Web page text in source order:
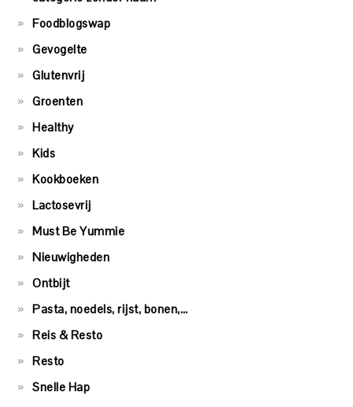
Foodblogswap
Gevogelte
Glutenvrij
Groenten
Healthy
Kids
Kookboeken
Lactosevrij
Must Be Yummie
Nieuwigheden
Ontbijt
Pasta, noedels, rijst, bonen,…
Reis & Resto
Resto
Snelle Hap